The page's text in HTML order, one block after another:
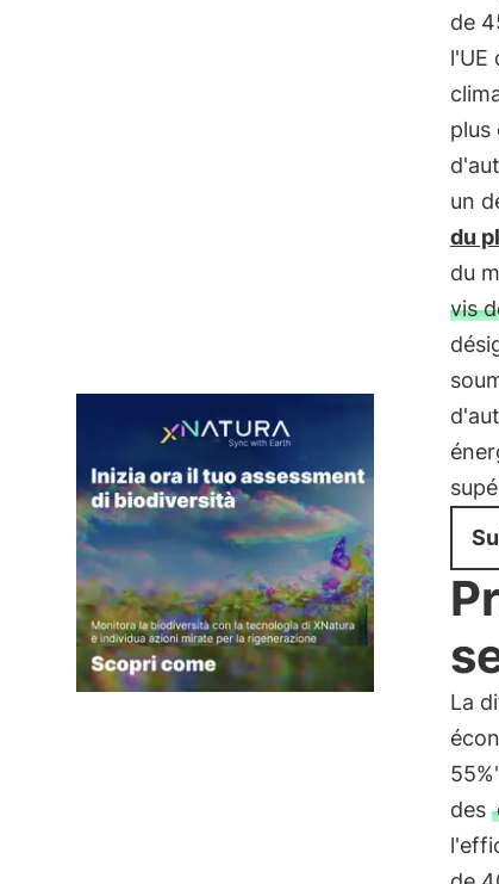
de
l'UE
plus
un
du
du
vis
La
des